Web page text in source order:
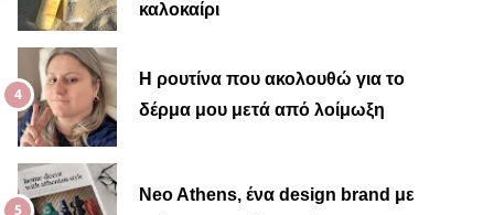
καλοκαίρι
Η ρουτίνα που ακολουθώ για το
δέρμα μου μετά από λοίμωξη
Neo Athens, ένα design brand με